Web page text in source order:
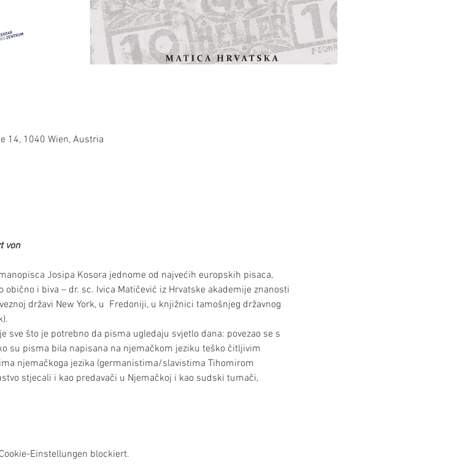
14, 1040 Wien, Austria
von
Josipa Kosora jednome od najvećih europskih pisaca,
i biva – dr. sc. Ivica Matičević iz Hrvatske akademije znanosti
državi New York, u  Fredoniji, u knjižnici tamošnjeg državnog
sve što je potrebno da pisma ugledaju svjetlo dana: povezao se s
su pisma bila napisana na njemačkom jeziku teško čitljivim
njemačkoga jezika (germanistima/slavistima Tihomirom
stjecali i kao predavači u Njemačkoj i kao sudski tumači,
Einstellungen blockiert.